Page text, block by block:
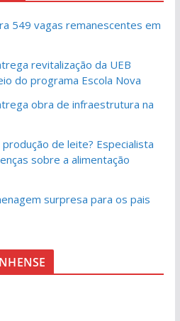
549 vagas remanescentes em
revitalização da UEB
do programa Escola Nova
obra de infraestrutura na
de leite? Especialista
sobre a alimentação
surpresa para os pais